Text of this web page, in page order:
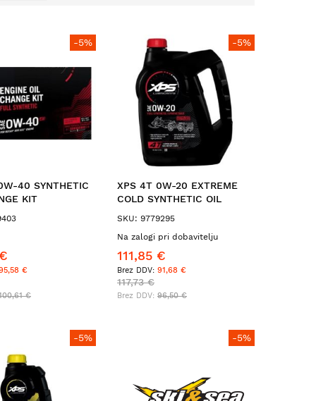
-5%
40 SYNTHETIC
KIT
€
€
-5%
XPS 4T 0W-20 EXTREME
COLD SYNTHETIC OIL
SKU: 9779295
Na zalogi pri dobavitelju
111,85 €
91,68 €
117,73 €
96,50 €
-5% -5%